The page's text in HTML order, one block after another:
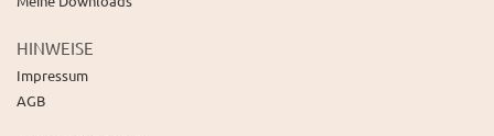
HINWEISE
Impressum
AGB